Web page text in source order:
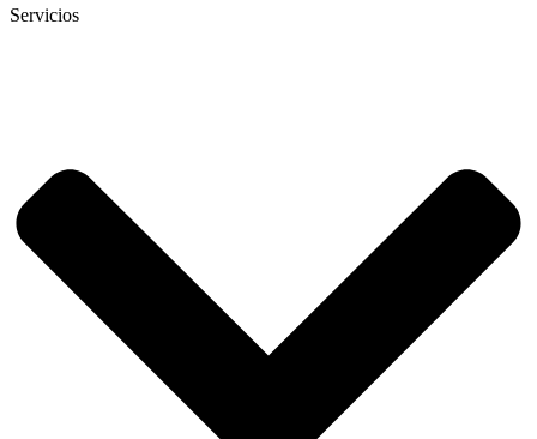
Servicios